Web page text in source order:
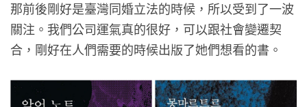
那前後剛好是臺灣同婚立法的時候，所以受到了一波
關注。我們公司運氣真的很好，可以跟社會變遷契
合，剛好在人們需要的時候出版了她們想看的書。